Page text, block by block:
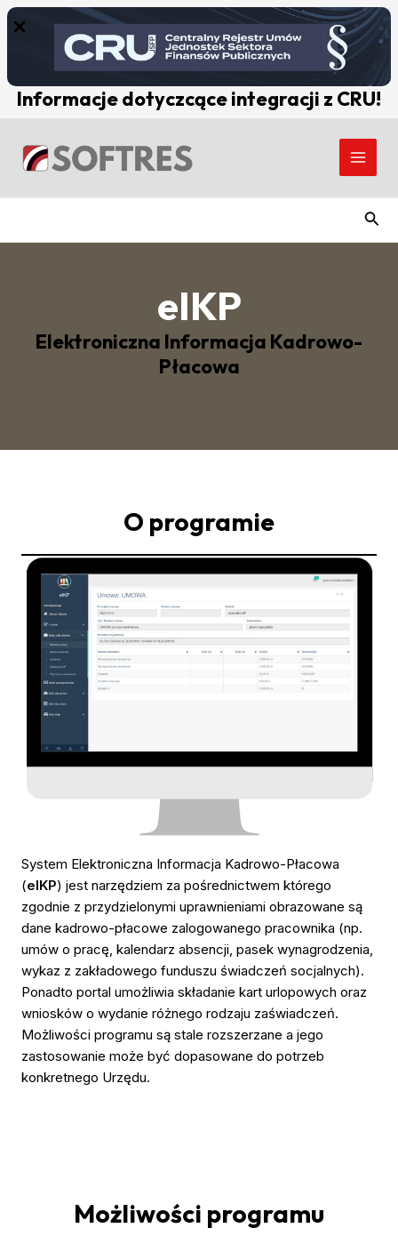
Informacje dotyczcące integracji z CRU!
Skip
Main
eIKP
Elektroniczna Informacja Kadrowo-
Płacowa
O programie
System Elektroniczna Informacja Kadrowo-Płacowa
(eIKP) jest narzędziem za pośrednictwem którego
zgodnie z przydzielonymi uprawnieniami obrazowane są
dane kadrowo-płacowe zalogowanego pracownika (np.
umów o pracę, kalendarz absencji, pasek wynagrodzenia,
wykaz z zakładowego funduszu świadczeń socjalnych).
Ponadto portal umożliwia składanie kart urlopowych oraz
wniosków o wydanie różnego rodzaju zaświadczeń.
Możliwości programu są stale rozszerzane a jego
zastosowanie może być dopasowane do potrzeb
konkretnego Urzędu.
Możliwości programu